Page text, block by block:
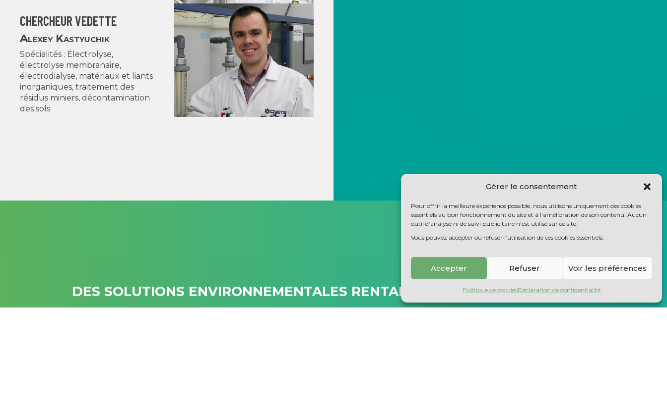
Gérer le consentement
Pour offrir la meilleure expérience possible, nous utilisons uniquement des cookies
essentiels au bon fonctionnement du site et à l’amélioration de son contenu. Aucun
outil d’analyse ni de suivi publicitaire n’est utilisé sur ce site.
Vous pouvez accepter ou refuser l’utilisation de ces cookies essentiels.
Accepter Refuser Voir les préférences
Politique de cookiesDéclaration de confidentialité
CHERCHEUR VEDETTE
Alexey Kastyuchik
Spécialités : Électrolyse,
électrolyse membranaire,
électrodialyse, matériaux et liants
inorganiques, traitement des
résidus miniers, décontamination
des sols
DES SOLUTIONS ENVIRONNEMENTALES RENTABLES POUR LES INDUSTRIES